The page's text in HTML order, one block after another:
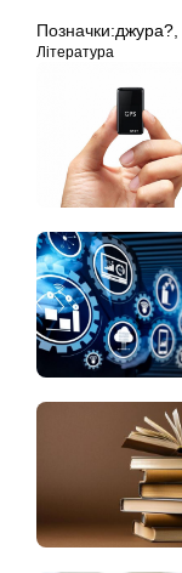
Позначки:джура?,
Література